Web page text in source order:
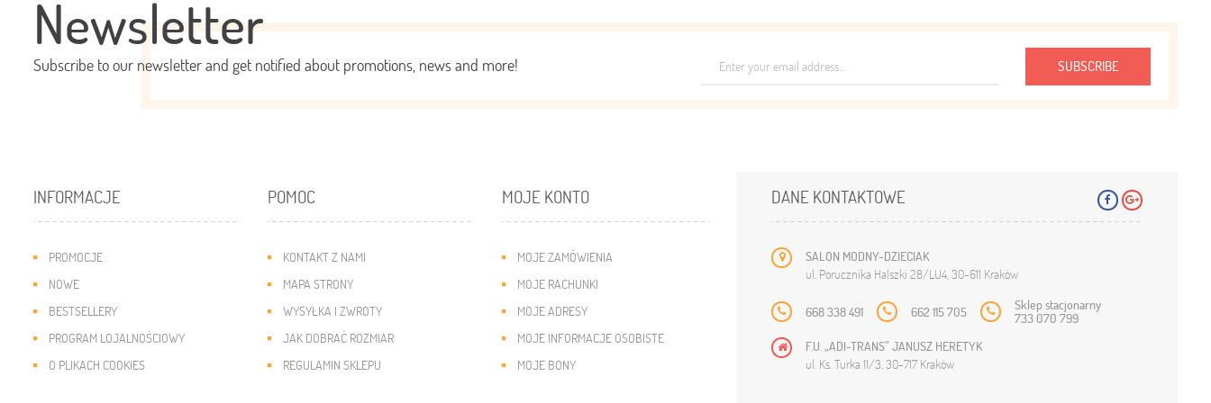
Newsletter
Subscribe to our newsletter and get notified about promotions, news and more! SUBSCRIBE
INFORMACJE
PROMOCJE
NOWE
BESTSELLERY
PROGRAM LOJALNOŚCIOWY
O PLIKACH COOKIES
POMOC
KONTAKT Z NAMI
MAPA STRONY
WYSYŁKA I ZWROTY
JAK DOBRAĆ ROZMIAR
REGULAMIN SKLEPU
MOJE KONTO
MOJE ZAMÓWIENIA
MOJE RACHUNKI
MOJE ADRESY
MOJE INFORMACJE OSOBISTE
MOJE BONY
DANE KONTAKTOWE
SALON MODNY-DZIECIAK
ul. Porucznika Halszki 28/LU4, 30-611 Kraków
668 338 491 662 115 705 Sklep stacjonarny
733 070 799
F.U. „ADI-TRANS” JANUSZ HERETYK
ul. Ks. Turka 11/3, 30-717 Kraków